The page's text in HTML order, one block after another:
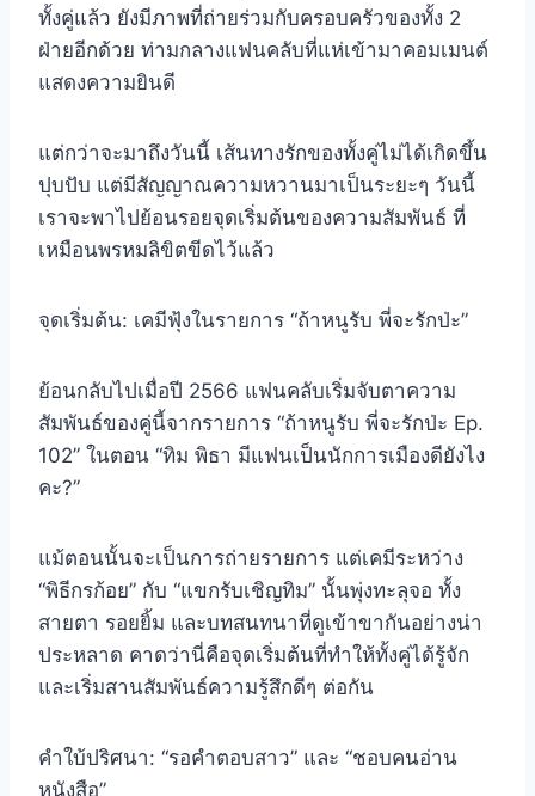
ทั้งคู่แล้ว ยังมีภาพที่ถ่ายร่วมกับครอบครัวของทั้ง 2
ฝ่ายอีกด้วย ท่ามกลางแฟนคลับที่แห่เข้ามาคอมเมนต์
แสดงความยินดี
แต่กว่าจะมาถึงวันนี้ เส้นทางรักของทั้งคู่ไม่ได้เกิดขึ้น
ปุบปับ แต่มีสัญญาณความหวานมาเป็นระยะๆ วันนี้
เราจะพาไปย้อนรอยจุดเริ่มต้นของความสัมพันธ์ ที่
เหมือนพรหมลิขิตขีดไว้แล้ว
จุดเริ่มต้น: เคมีฟุ้งในรายการ “ถ้าหนูรับ พี่จะรักป่ะ”
ย้อนกลับไปเมื่อปี 2566 แฟนคลับเริ่มจับตาความ
สัมพันธ์ของคู่นี้จากรายการ “ถ้าหนูรับ พี่จะรักป่ะ Ep.
102” ในตอน “ทิม พิธา มีแฟนเป็นนักการเมืองดียังไง
คะ?”
แม้ตอนนั้นจะเป็นการถ่ายรายการ แต่เคมีระหว่าง
“พิธีกรก้อย” กับ “แขกรับเชิญทิม” นั้นพุ่งทะลุจอ ทั้ง
สายตา รอยยิ้ม และบทสนทนาที่ดูเข้าขากันอย่างน่า
ประหลาด คาดว่านี่คือจุดเริ่มต้นที่ทำให้ทั้งคู่ได้รู้จัก
และเริ่มสานสัมพันธ์ความรู้สึกดีๆ ต่อกัน
คำใบ้ปริศนา: “รอคำตอบสาว” และ “ชอบคนอ่าน
หนังสือ”